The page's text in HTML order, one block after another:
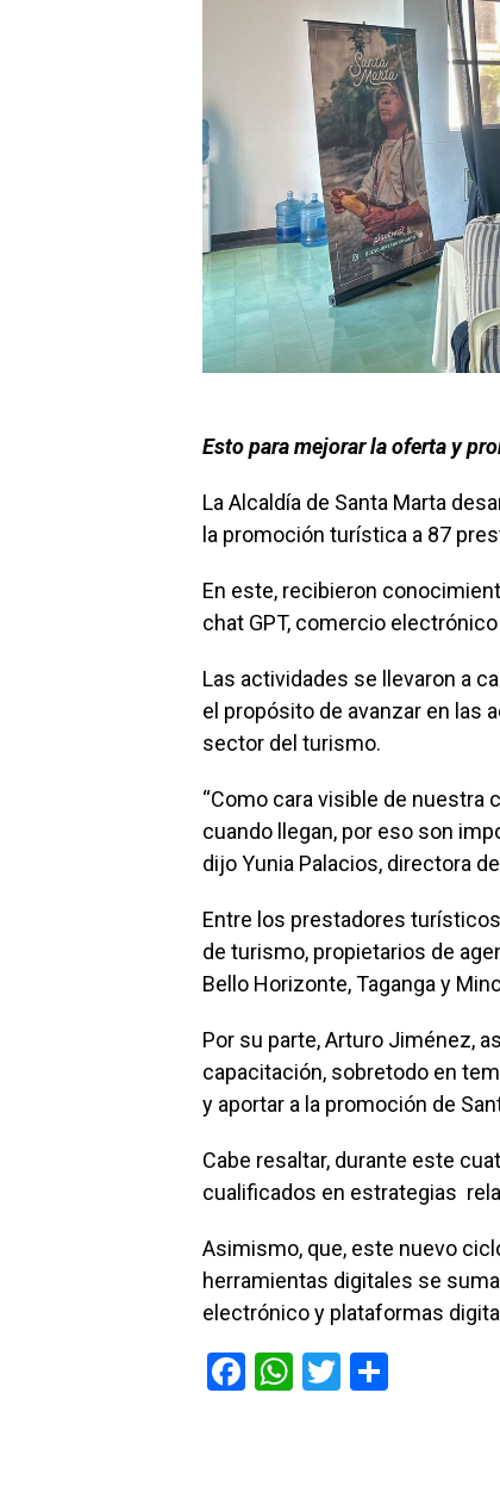
Esto para mejorar la oferta y
La Alcaldía de Santa Marta
la promoción turística a 87
En este, recibieron
chat GPT, comercio
Las actividades se llevaron a
el propósito de avanzar en las
sector del turismo.
“Como cara visible de nuestra
cuando llegan, por eso son
dijo Yunia Palacios, directora
Entre los prestadores
de turismo, propietarios de
Bello Horizonte, Taganga y
Por su parte, Arturo Jiménez,
capacitación, sobretodo en
y aportar a la promoción de
Cabe resaltar, durante este
cualificados en estrategias
Asimismo, que, este nuevo
herramientas digitales se
electrónico y plataformas
F
W T